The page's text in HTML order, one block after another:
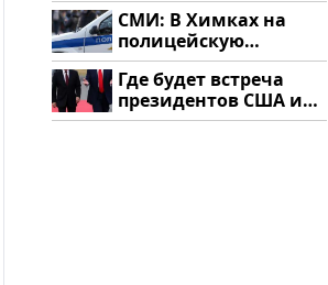
СМИ: В Химках на
полицейскую
машину напали и
подожгли.
Где будет встреча
президентов США и
России: Европа?